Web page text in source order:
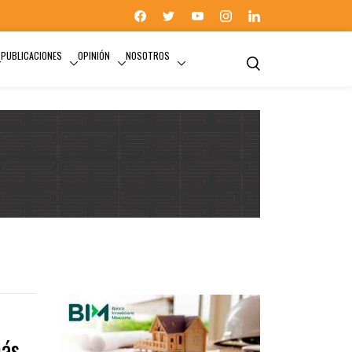
PUBLICACIONES OPINIÓN NOSOTROS
INMOBILIARIO